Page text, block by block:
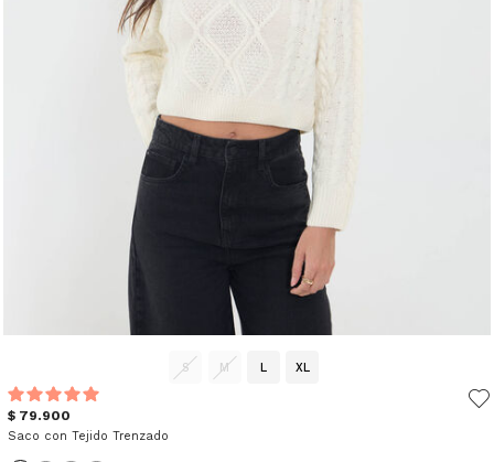
S M L XL
$ 79.900
Saco con Tejido Trenzado